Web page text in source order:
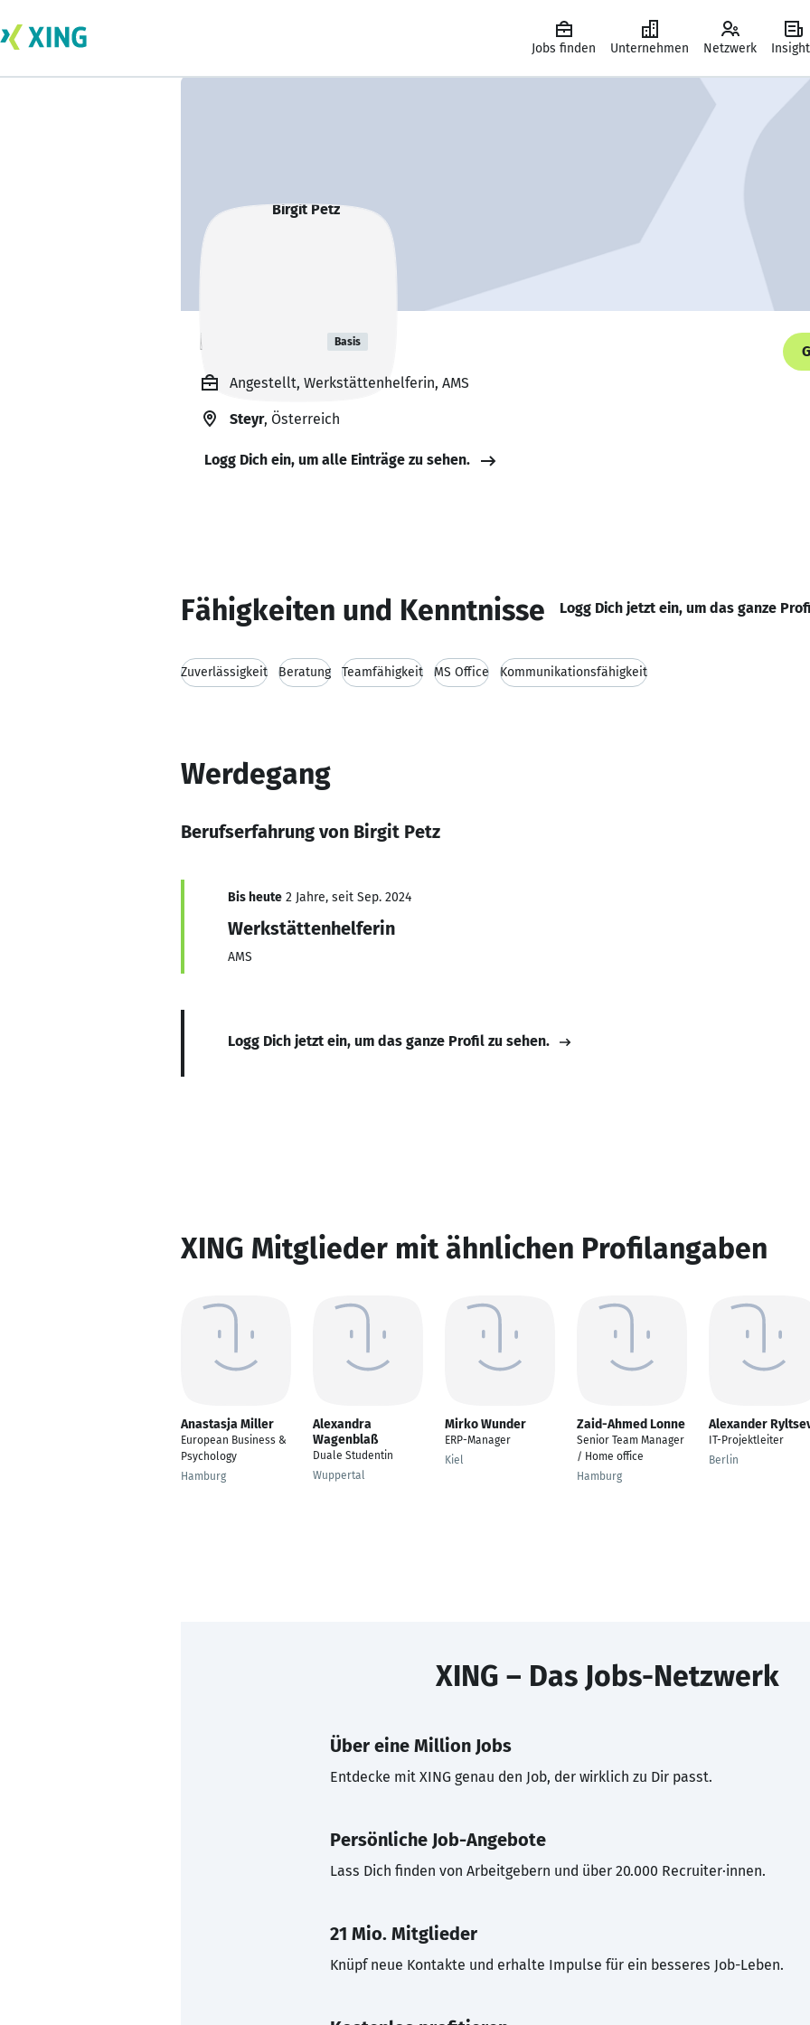
Jobs finden Unternehmen Netzwerk
Birgit Petz Basis
Angestellt, Werkstättenhelferin, AMS
Steyr, Österreich
Logg Dich ein, um alle Einträge zu sehen.
Fähigkeiten und Kenntnisse Logg Dich jetzt ein, um das ganze
Zuverlässigkeit Beratung Teamfähigkeit MS Office Kommunikationsfähigkeit
Werdegang
Berufserfahrung von Birgit Petz
Bis heute 2 Jahre, seit Sep. 2024
Werkstättenhelferin
AMS
Logg Dich jetzt ein, um das ganze Profil zu sehen.
XING Mitglieder mit ähnlichen Profilangaben
Anastasja Miller
European Business &
Psychology
Hamburg
Alexandra
Wagenblaß
Duale Studentin
Wuppertal
Mirko Wunder
ERP-Manager
Kiel
Zaid-Ahmed Lonne
Senior Team Manager
/ Home office
Hamburg
Alexander
IT-Projektleiter
Berlin
XING – Das Jobs-Netzwerk
Über eine Million Jobs
Entdecke mit XING genau den Job, der wirklich zu Dir passt.
Persönliche Job-Angebote
Lass Dich finden von Arbeitgebern und über 20.000 Recruiter·innen.
21 Mio. Mitglieder
Knüpf neue Kontakte und erhalte Impulse für ein besseres Job-Leben.